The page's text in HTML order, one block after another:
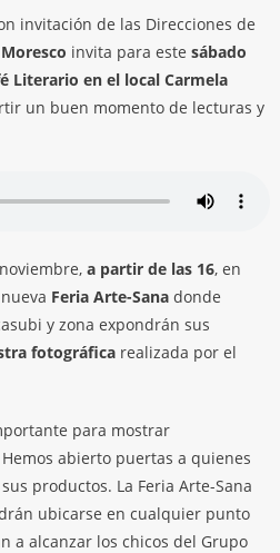
invitación de las Direcciones de
invita para este sábado
Literario en el local Carmela
un buen momento de lecturas y
a partir de las 16, en
Feria Arte-Sanadonde
y zona expondrán sus
fotográficarealizada por el
para mostrar
abierto puertas a quienes
productos. La Feria Arte-Sana
ubicarse en cualquier punto
a alcanzar los chicos del Grupo